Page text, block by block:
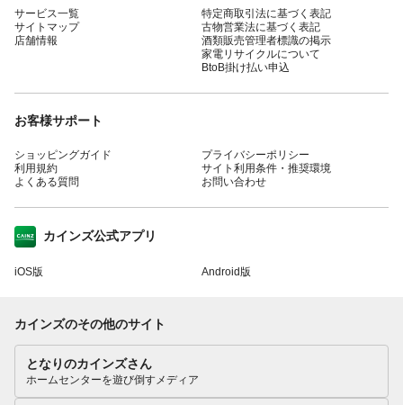
サービス一覧
サイトマップ
店舗情報
特定商取引法に基づく表記
古物営業法に基づく表記
酒類販売管理者標識の掲示
家電リサイクルについて
BtoB掛け払い申込
お客様サポート
ショッピングガイド
利用規約
よくある質問
プライバシーポリシー
サイト利用条件・推奨環境
お問い合わせ
カインズ公式アプリ
iOS版 Android版
カインズのその他のサイト
となりのカインズさん
ホームセンターを遊び倒すメディア